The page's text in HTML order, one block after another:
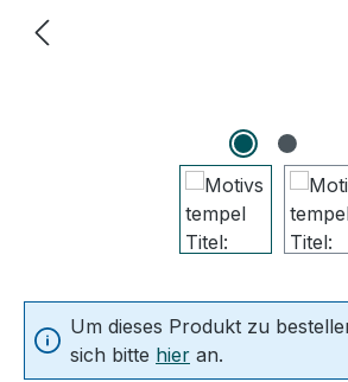
Um dieses Produkt zu
sich bitte hier an.